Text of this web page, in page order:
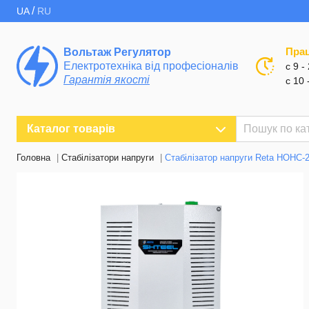
UA/ RU
Вольтаж Регулятор
Електротехніка від професіоналів
Гарантія якості
с 9 -
с 10
Каталог товарів
Головна Стабілізатори напруги Стабілізатор напруги Reta